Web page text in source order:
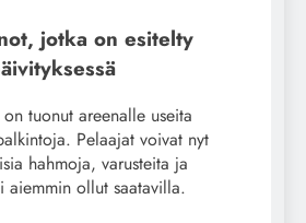
jotka on esitelty
tuonut areenalle useita
Pelaajat voivat nyt
hahmoja, varusteita ja
aiemmin ollut saatavilla.